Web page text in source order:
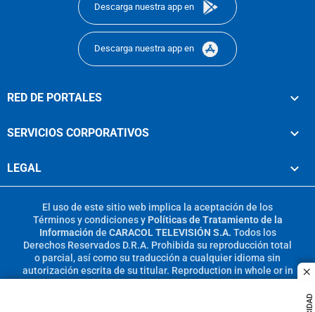
Descarga nuestra app en
Descarga nuestra app en
RED DE PORTALES
SERVICIOS CORPORATIVOS
LEGAL
El uso de este sitio web implica la aceptación de los
Términos y condicionesy Políticas de Tratamiento de la
Información de CARACOL TELEVISIÓN S.A. Todos los
Derechos Reservados D.R.A. Prohibida su reproducción total
o parcial, así como su traducción a cualquier idioma sin
autorización escrita de su titular. Reproduction in whole or in